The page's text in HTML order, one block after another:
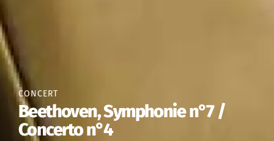
CONCERT
Beethoven, Symphonie n°7 /
Concerto n°4